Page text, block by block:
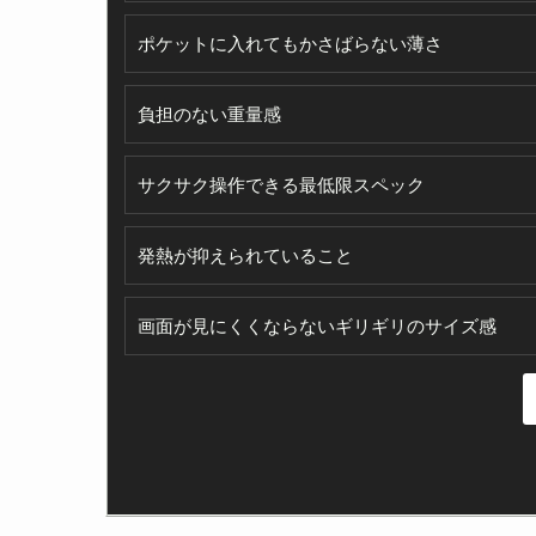
ポケットに入れてもかさばらない薄さ
負担のない重量感
サクサク操作できる最低限スペック
発熱が抑えられていること
画面が見にくくならないギリギリのサイズ感